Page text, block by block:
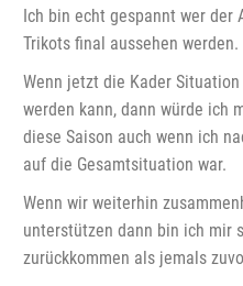
Ich bin echt gespannt wer der
Trikots final aussehen werden.
Wenn jetzt die Kader
werden kann, dann würde ich
diese Saison auch wenn ich
auf die Gesamtsituation war.
Wenn wir weiterhin
unterstützen dann bin ich mir
zurückkommen als jemals